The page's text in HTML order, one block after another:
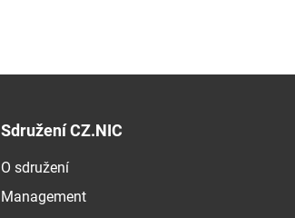
Sdružení CZ.NIC
O sdružení
Management